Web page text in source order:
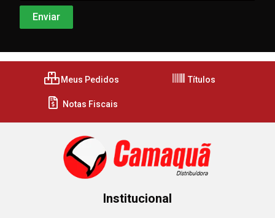
Meus Pedidos Títulos
Notas Fiscais
Institucional